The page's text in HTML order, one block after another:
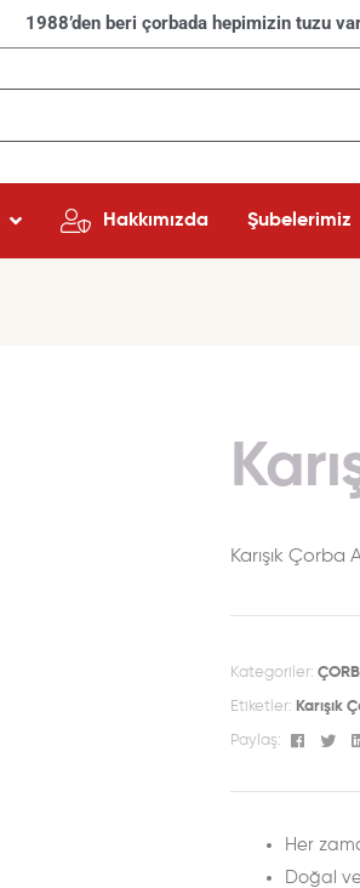
1988’den beri çorbada hepimizin tuzu
Hakkımızda Şubelerimiz
Karışık Çorba
Kategoriler:
Etiketler: Karışık
Paylaş:
Her
Doğal